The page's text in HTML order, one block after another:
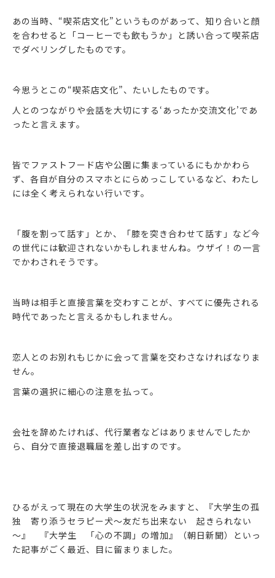
あの当時、“喫茶店文化”というものがあって、知り合いと顔
を合わせると「コーヒーでも飲もうか」と誘い合って喫茶店
でダべリングしたものです。
今思うとこの“喫茶店文化”、たいしたものです。
人とのつながりや会話を大切にする‘あったか交流文化’であ
ったと言えます。
皆でファストフード店や公園に集まっているにもかかわら
ず、各自が自分のスマホとにらめっこしているなど、わたし
には全く考えられない行いです。
「腹を割って話す」とか、「膝を突き合わせて話す」など今
の世代には歓迎されないかもしれませんね。ウザイ！の一言
でかわされそうです。
当時は相手と直接言葉を交わすことが、すべてに優先される
時代であったと言えるかもしれません。
恋人とのお別れもじかに会って言葉を交わさなければなりま
せん。
言葉の選択に細心の注意を払って。
会社を辞めたければ、代行業者などはありませんでしたか
ら、自分で直接退職届を差し出すのです。
ひるがえって現在の大学生の状況をみますと、『大学生の孤
独 寄り添うセラピー犬～友だち出来ない 起きられない
～』 『大学生 「心の不調」の増加』（朝日新聞）といっ
た記事がごく最近、目に留まりました。